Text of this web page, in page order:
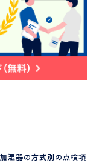
湿器の方式別の点検項